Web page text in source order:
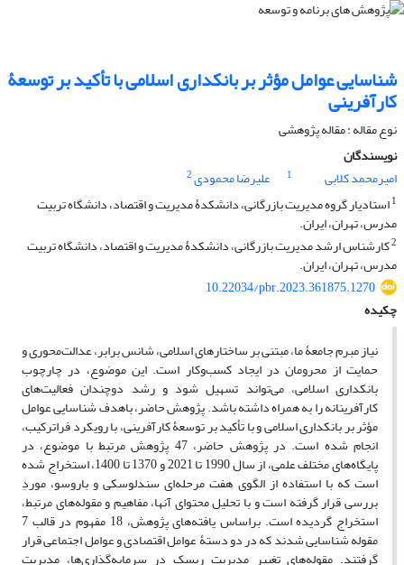
شناسایی عوامل مؤثر بر بانکداری اسلامی با تأکید بر توسعۀ
کارآفرینی
نوع مقاله : مقاله پژوهشی
نویسندگان
امیرمحمد کلابی
1 علیرضا محمودی2
1استادیار گروه مدیریت بازرگانی، دانشکدۀ مدیریت و اقتصاد، دانشگاه تربیت
مدرس، تهران، ایران.
2کارشناس ارشد مدیریت بازرگانی، دانشکدۀ مدیریت و اقتصاد، دانشگاه تربیت
مدرس، تهران، ایران.
10.22034/pbr.2023.361875.1270
چکیده
نیاز مبرم جامعۀ ما، مبتنی بر ساختارهای اسلامی، شانس برابر، عدالت‌محوری و
حمایت از محرومان در ایجاد کسب‌وکار است. این موضوع، در چارچوب
بانکداری اسلامی، می‌تواند تسهیل شود و رشد دوچندان فعالیت‌های
کارآفرینانه را به همراه داشته باشد. پژوهش حاضر، باهدف شناسایی عوامل
مؤثر بر بانکداری اسلامی و با تأکید بر توسعۀ کارآفرینی، با رویکرد فراترکیب،
انجام شده است. در پژوهش حاضر، 47 پژوهش مرتبط با موضوع، در
پایگاه‌های مختلف علمی، از سال 1990 تا 2021 و 1370 تا 1400، استخراج شده
است که با استفاده از الگوی هفت مرحله‌ای سندلوسکی و باروسو، موردِ
بررسی قرار گرفته است و با تحلیل محتوای آنها، مفاهیم و مقوله‌های مرتبط،
استخراج گردیده است. براساس یافته‌های پژوهش، 18 مفهوم در قالب 7
مقوله شناسایی شدند که در دو دستۀ عوامل اقتصادی و عوامل اجتماعی قرار
گرفتند. مقوله‌های تغییر مدیریت ریسک در سرمایه‌گذاری‌ها، مدیریت